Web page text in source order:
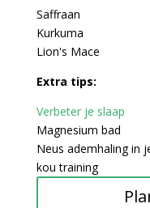
Saffraan
Kurkuma
Lion's Mace
Extra tips:
Verbeter je slaap
Magnesium bad
Neus ademhaling in
kou training